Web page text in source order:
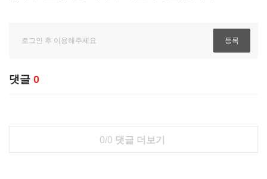
댓글 0
0/0 댓글 더보기